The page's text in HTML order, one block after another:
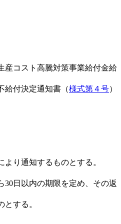
コスト高騰対策事業給付金給
給付決定通知書（様式第４号）
より通知するものとする。
日以内の期限を定め、その返
とする。